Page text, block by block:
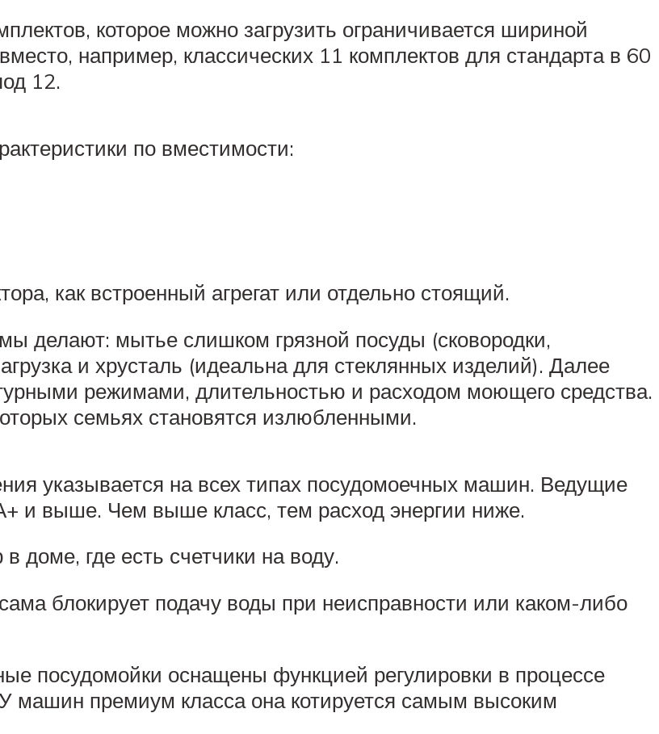
которое можно загрузить ограничивается шириной
например, классических 11 комплектов для стандарта в 60
12.
по вместимости:
как встроенный агрегат или отдельно стоящий.
делают: мытье слишком грязной посуды (сковородки,
и хрусталь (идеальна для стеклянных изделий). Далее
режимами, длительностью и расходом моющего средства.
семьях становятся излюбленными.
указывается на всех типах посудомоечных машин. Ведущие
и выше. Чем выше класс, тем расход энергии ниже.
где есть счетчики на воду.
блокирует подачу воды при неисправности или каком-либо
посудомойки оснащены функцией регулировки в процессе
машин премиум класса она котируется самым высоким